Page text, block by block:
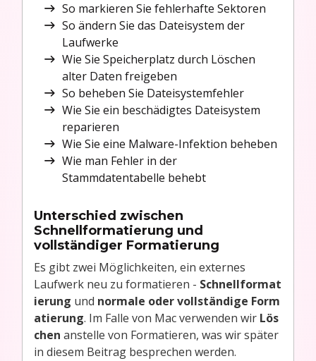
So markieren Sie fehlerhafte Sektoren
So ändern Sie das Dateisystem der
Laufwerke
Wie Sie Speicherplatz durch Löschen
alter Daten freigeben
So beheben Sie Dateisystemfehler
Wie Sie ein beschädigtes Dateisystem
reparieren
Wie Sie eine Malware-Infektion beheben
Wie man Fehler in der
Stammdatentabelle behebt
Unterschied zwischen
Schnellformatierung und
vollständiger Formatierung
Es gibt zwei Möglichkeiten, ein externes
Laufwerk neu zu formatieren - Schnellformat
ierung und normale oder vollständige Form
atierung. Im Falle von Mac verwenden wir Lös
chen anstelle von Formatieren, was wir später
in diesem Beitrag besprechen werden.